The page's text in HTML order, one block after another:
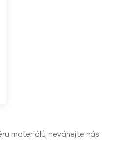
materiálů, neváhejte nás